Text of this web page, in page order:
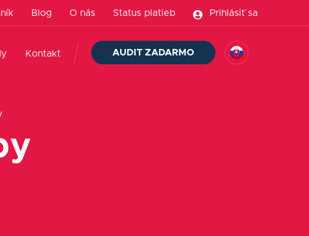
Prihlásiť sa
Status platieb
O nás
Blog
AUDIT ZADARMO
Kontakt